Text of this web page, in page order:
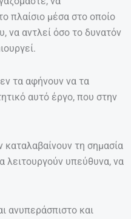
πλαίσιο μέσα στο οποίο
να αντλεί όσο το δυνατόν
τα αφήνουν να τα
αυτό έργο, που στην
καταλαβαίνουν τη σημασία
λειτουργούν υπεύθυνα, να
ανυπεράσπιστο και